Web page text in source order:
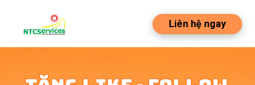
Liên hệ ngay